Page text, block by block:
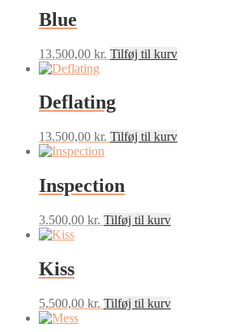
Blue
13.500,00 kr. Tilføj til kurv
Deflating
13.500,00 kr. Tilføj til kurv
Inspection
3.500,00 kr. Tilføj til kurv
Kiss
5.500,00 kr. Tilføj til kurv